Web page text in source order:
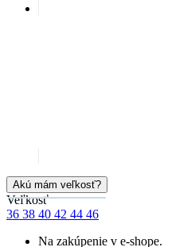
Akú mám veľkosť?
Veľkosť
36 38 40 42 44 46
Na zakúpenie v e-shope.